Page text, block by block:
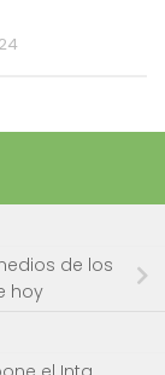
de los
hoy